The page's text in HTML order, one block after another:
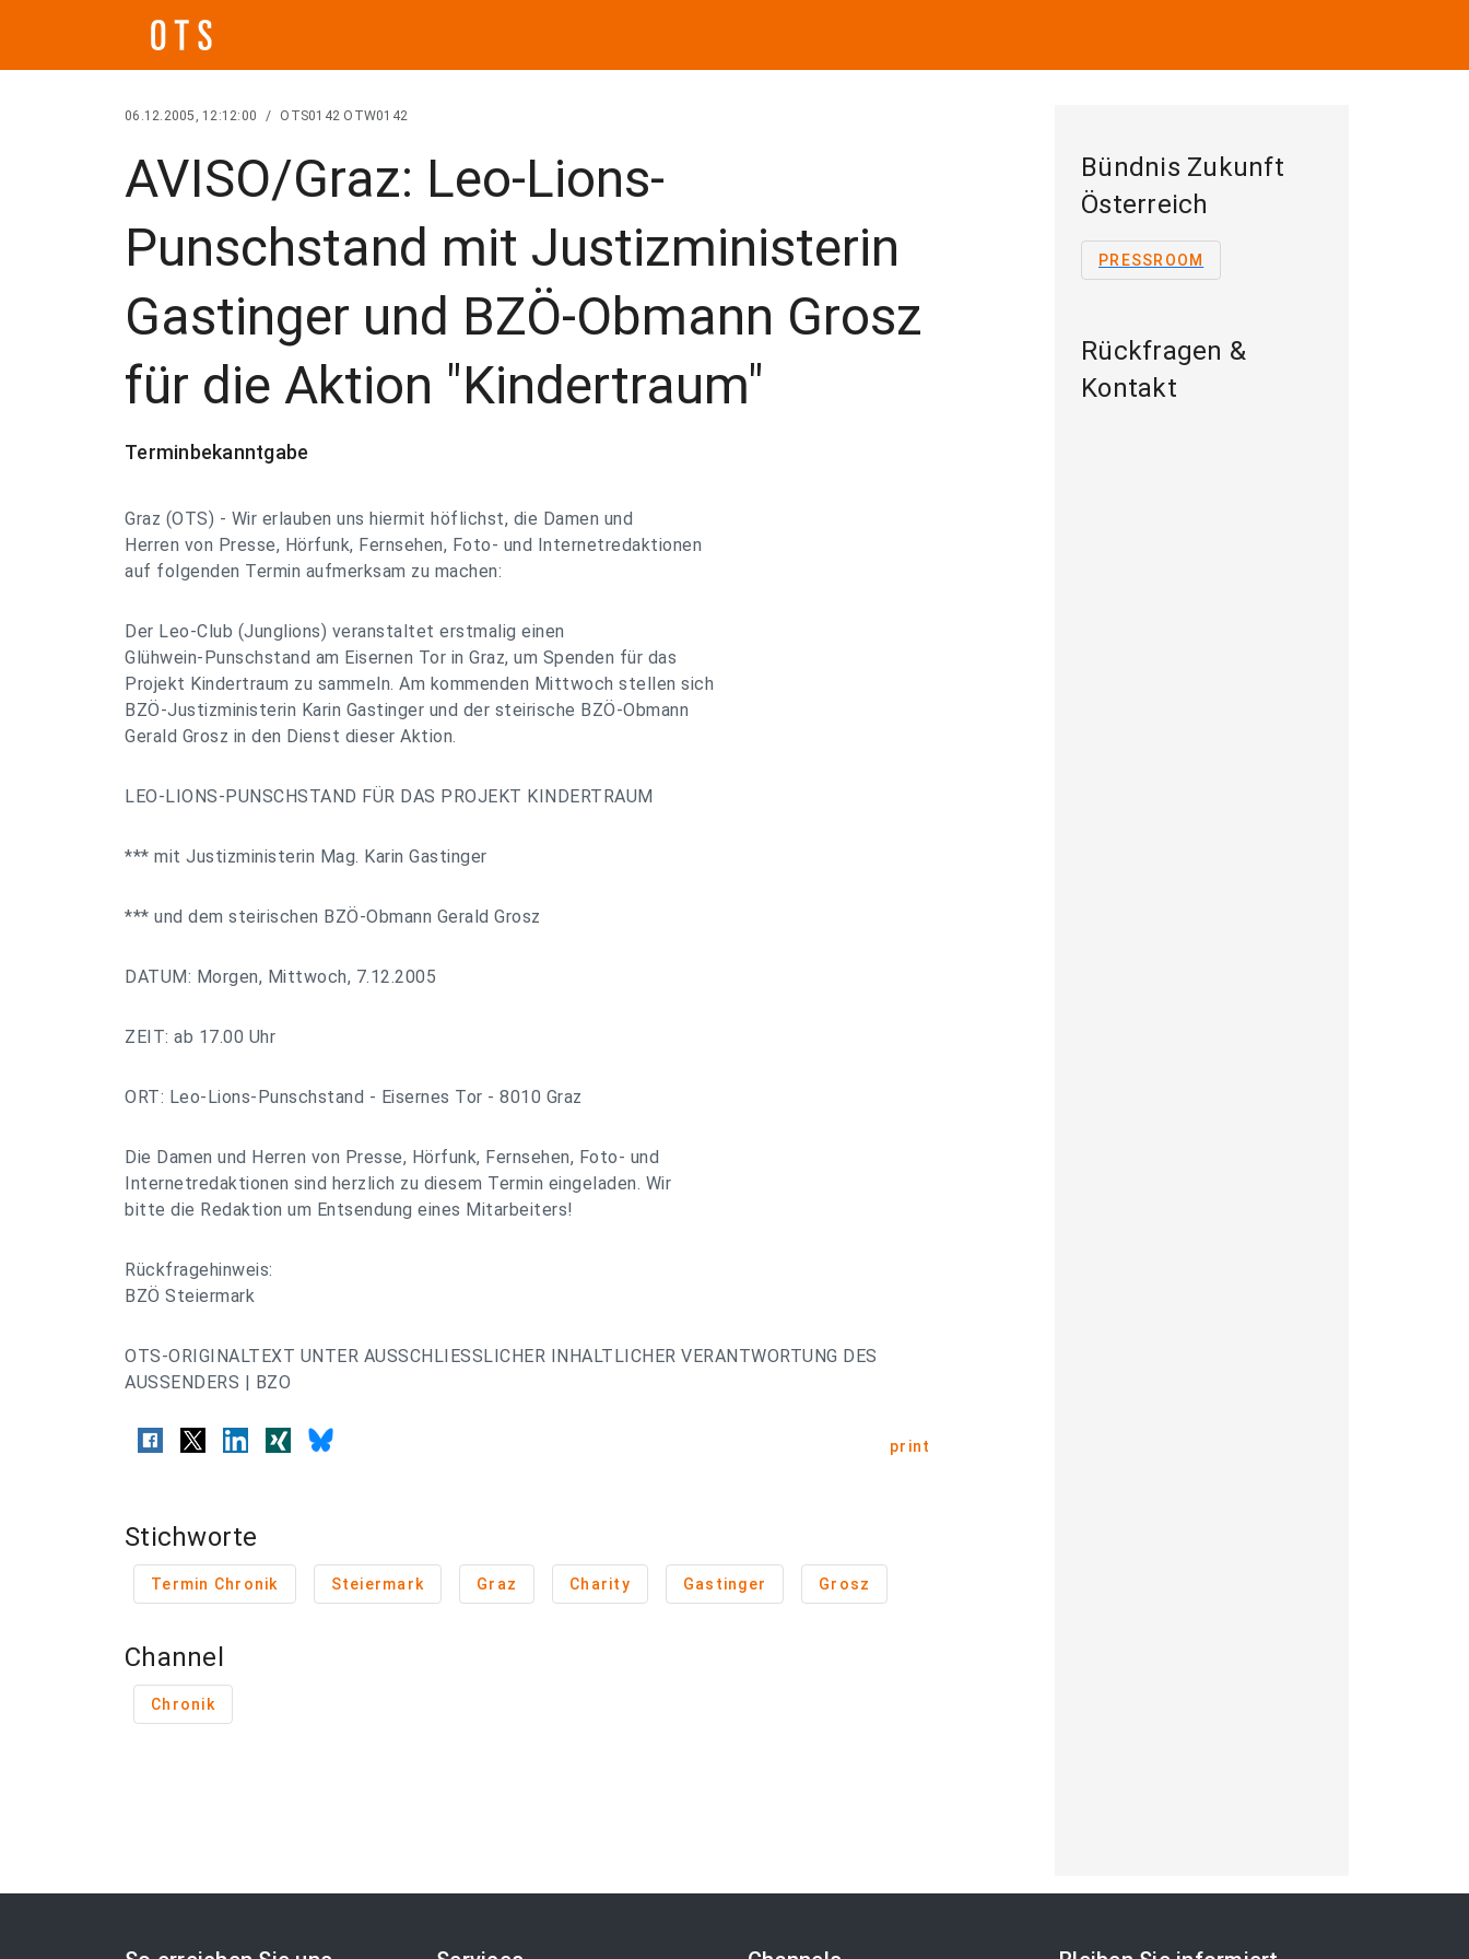
06.12.2005, 12:12:00 / OTS0142 OTW0142
AVISO/Graz: Leo-Lions-
Punschstand mit Justizministerin
Gastinger und BZÖ-Obmann Grosz
für die Aktion "Kindertraum"
Terminbekanntgabe
Graz (OTS) - Wir erlauben uns hiermit höflichst, die Damen und
Herren von Presse, Hörfunk, Fernsehen, Foto- und Internetredaktionen
auf folgenden Termin aufmerksam zu machen:
Der Leo-Club (Junglions) veranstaltet erstmalig einen
Glühwein-Punschstand am Eisernen Tor in Graz, um Spenden für das
Projekt Kindertraum zu sammeln. Am kommenden Mittwoch stellen sich
BZÖ-Justizministerin Karin Gastinger und der steirische BZÖ-Obmann
Gerald Grosz in den Dienst dieser Aktion.
LEO-LIONS-PUNSCHSTAND FÜR DAS PROJEKT KINDERTRAUM
*** mit Justizministerin Mag. Karin Gastinger
*** und dem steirischen BZÖ-Obmann Gerald Grosz
DATUM: Morgen, Mittwoch, 7.12.2005
ZEIT: ab 17.00 Uhr
ORT: Leo-Lions-Punschstand - Eisernes Tor - 8010 Graz
Die Damen und Herren von Presse, Hörfunk, Fernsehen, Foto- und
Internetredaktionen sind herzlich zu diesem Termin eingeladen. Wir
bitte die Redaktion um Entsendung eines Mitarbeiters!
Rückfragehinweis:
BZÖ Steiermark
OTS-ORIGINALTEXT UNTER AUSSCHLIESSLICHER INHALTLICHER VERANTWORTUNG DES
AUSSENDERS | BZO
print
Stichworte
Termin Chronik Steiermark Graz Charity Gastinger Grosz
Channel
Chronik
Bündnis Zukunft
Österreich
PRESSROOM
Rückfragen &
Kontakt